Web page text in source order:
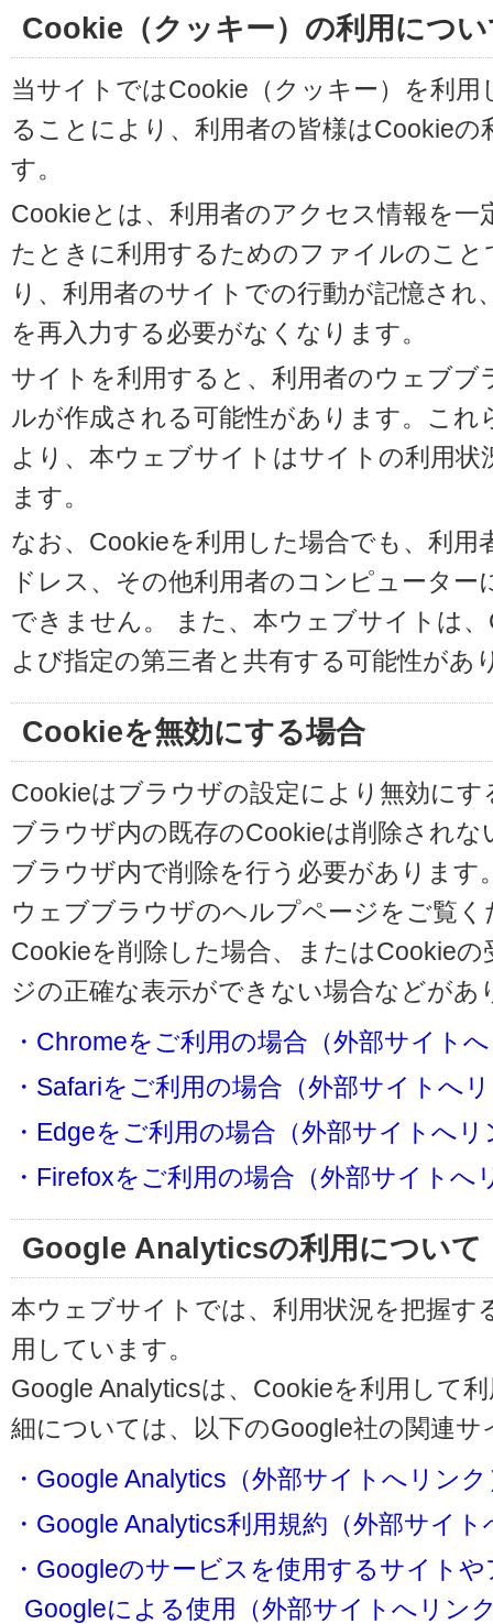
Cookie（クッキー）の利用につ
当サイトではCookie（クッキー）を利
ることにより、利用者の皆様はCookie
す。
Cookieとは、利用者のアクセス情報を
たときに利用するためのファイルのこ
り、利用者のサイトでの行動が記憶さ
を再入力する必要がなくなります。
サイトを利用すると、利用者のウェブ
ルが作成される可能性があります。こ
より、本ウェブサイトはサイトの利用
ます。
なお、Cookieを利用した場合でも、利用
ドレス、その他利用者のコンピュータ
できません。 また、本ウェブサイトは
よび指定の第三者と共有する可能性があ
Cookieを無効にする場合
Cookieはブラウザの設定により無効に
ブラウザ内の既存のCookieは削除され
ブラウザ内で削除を行う必要があります
ウェブブラウザのヘルプページをご覧く
Cookieを削除した場合、またはCookie
ジの正確な表示ができない場合などが
・Chromeをご利用の場合（外部サイト
・Safariをご利用の場合（外部サイトへ
・Edgeをご利用の場合（外部サイトへリ
・Firefoxをご利用の場合（外部サイトへ
Google Analyticsの利用について
本ウェブサイトでは、利用状況を把握す
用しています。
Google Analyticsは、Cookieを利用して
細については、以下のGoogle社の関連
・Google Analytics（外部サイトへリンク
・Google Analytics利用規約（外部サイ
・Googleのサービスを使用するサイト
Googleによる使用（外部サイトへリン